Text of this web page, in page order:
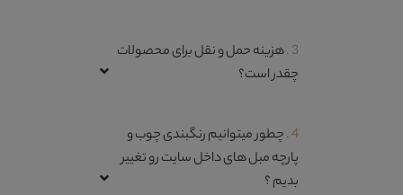
3 . هزینه حمل و نقل برای محصولات
چقدر است؟
4 . چطور میتوانیم رنگبندی چوب و
پارچه مبل های داخل سایت رو تغییر
بدیم ؟